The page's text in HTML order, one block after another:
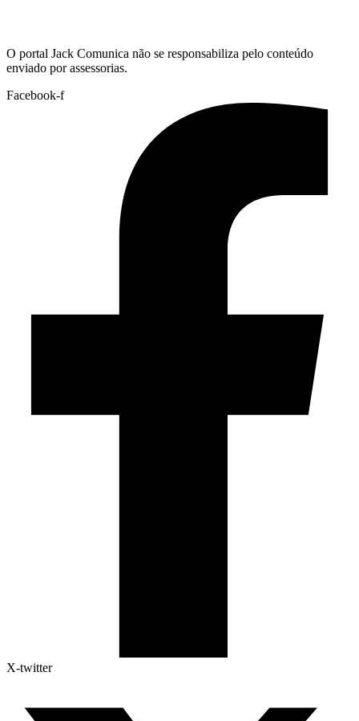
O portal Jack Comunica não se responsabiliza pelo conteúdo
enviado por assessorias.
Facebook-f
X-twitter